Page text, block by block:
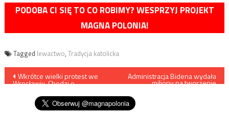
PODOBA CI SIĘ TO CO ROBIMY? WESPRZYJ PROJEKT
MAGNA POLONIA!
Tagged lewactwo, Tradycja katolicka
Nawigacja
wpisu
Wkrótce wielki protest we
Wrocławiu. Chodzi o
Administracja Bidena wydała
miliony na tworzenie